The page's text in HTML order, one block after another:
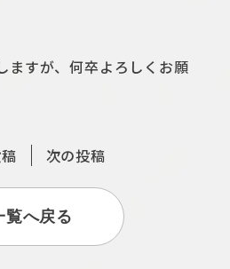
ますが、何卒よろしくお願
次の投稿
覧へ戻る